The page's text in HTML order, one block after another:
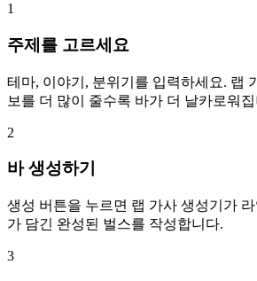
1
주제를 고르세요
테마, 이야기, 분위기를 입력하세요. 랩
보를 더 많이 줄수록 바가 더 날카로워
2
바 생성하기
생성 버튼을 누르면 랩 가사 생성기가
가 담긴 완성된 벌스를 작성합니다.
3